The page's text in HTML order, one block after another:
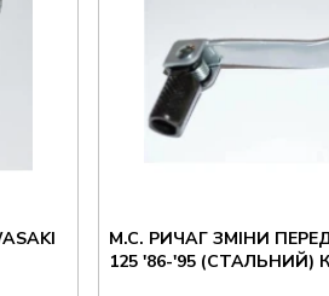
M.C. РИЧАГ ЗМІНИ
125 '86-'95 (СТАЛЬНИЙ)